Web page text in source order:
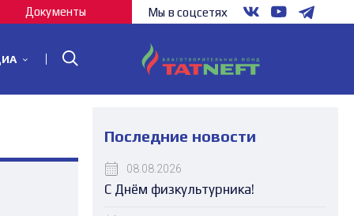
Документы Мы в соцсетях
Последние новости
08.08.2026
С Днём физкультурника!